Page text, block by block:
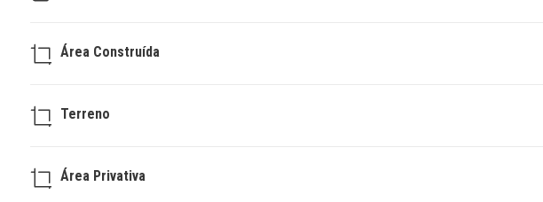
Área Construída
Terreno
Área Privativa